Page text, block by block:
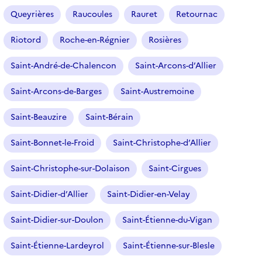
o
n
n
é
)
Queyrières Raucoules Rauret Retournac
Riotord Roche-en-Régnier Rosières
Saint-André-de-Chalencon Saint-Arcons-d’Allier
Saint-Arcons-de-Barges Saint-Austremoine
Saint-Beauzire Saint-Bérain
Saint-Bonnet-le-Froid Saint-Christophe-d’Allier
Saint-Christophe-sur-Dolaison Saint-Cirgues
Saint-Didier-d’Allier Saint-Didier-en-Velay
Saint-Didier-sur-Doulon Saint-Étienne-du-Vigan
Saint-Étienne-Lardeyrol Saint-Étienne-sur-Blesle